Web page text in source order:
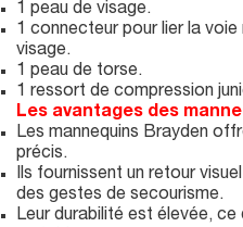
1 peau de visage.
1 connecteur pour lier la
visage.
1 peau de torse.
1 ressort de compression
Les avantages des
Les mannequins Brayden
précis.
Ils fournissent un retour
des gestes de secourisme.
Leur durabilité est élevée,